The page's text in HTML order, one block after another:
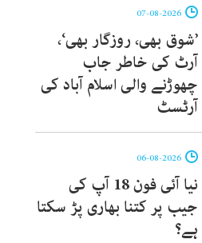
’شوق بھی، روزگار بھی‘،
آرٹ کی خاطر جاب
چھوڑنے والی اسلام آباد کی
آرٹسٹ
نیا آئی فون 18 آپ کی
جیب پر کتنا بھاری پڑ سکتا
ہے؟